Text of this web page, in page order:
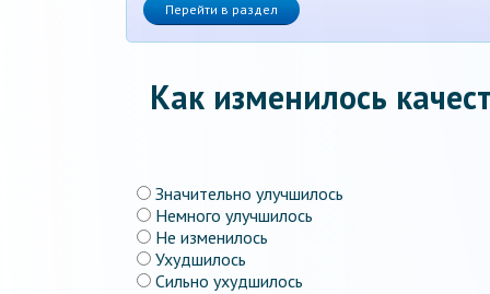
Перейти в раздел
Как изменилось
Значительно улучшилось
Немного улучшилось
Не изменилось
Ухудшилось
Сильно ухудшилось